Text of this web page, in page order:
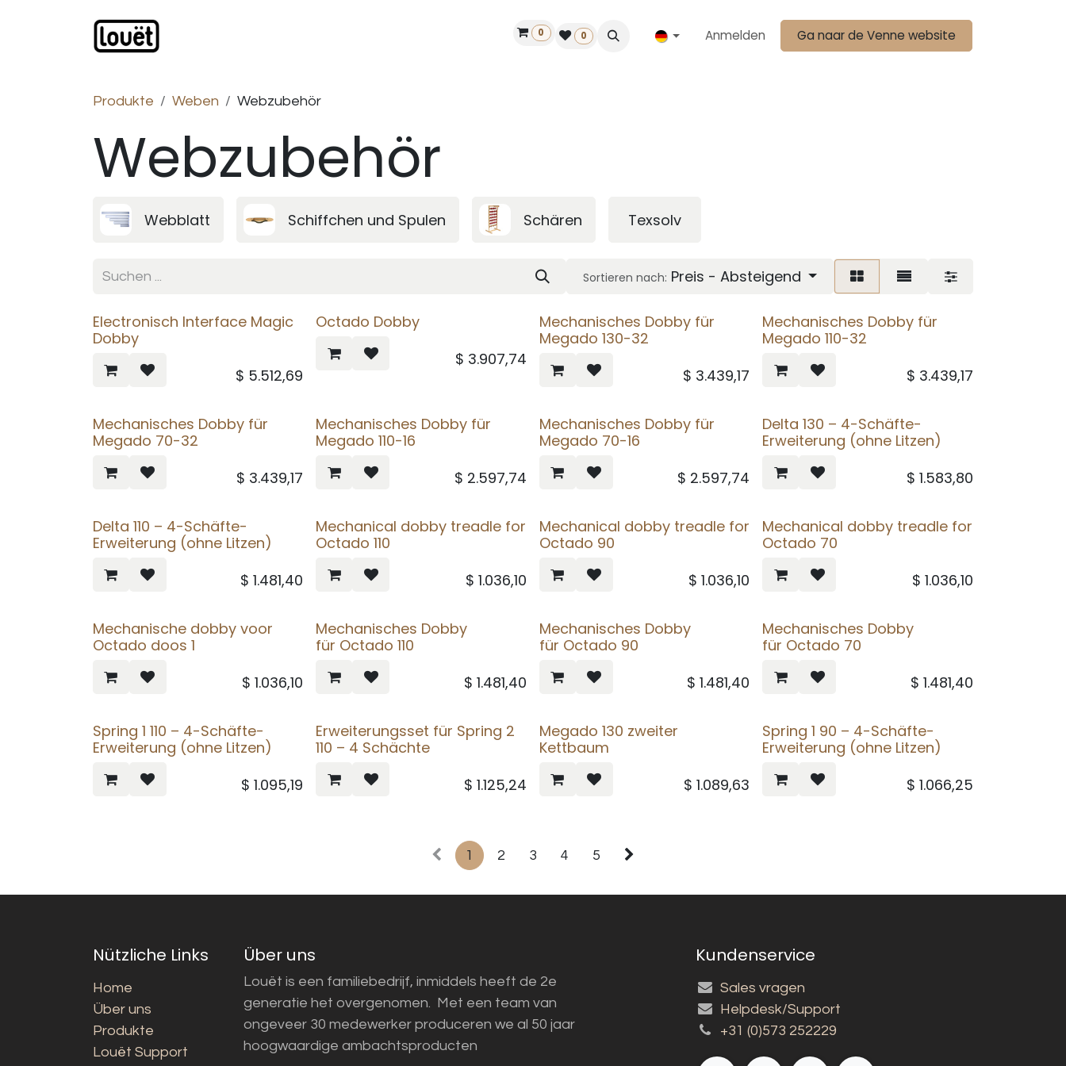
Finde einen Händler
0 0 Anmelden Ga naar de Venne website
Produkte Weben Webzubehör
Webzubehör
Webblatt Schiffchen und Spulen Schären Texsolv
Sortieren nach: Preis - Absteigend
Electronisch Interface Magic
Dobby
$ 5.512,69
Octado Dobby
$ 3.907,74
Mechanisches Dobby für
Megado 130-32
$ 3.439,17
Mechanisches Dobby für
Megado 110-32
$ 3.439,17
Mechanisches Dobby für
Megado 70-32
$ 3.439,17
Mechanisches Dobby für
Megado 110-16
$ 2.597,74
Mechanisches Dobby für
Megado 70-16
$ 2.597,74
Delta 130 – 4-Schäfte-
Erweiterung (ohne Litzen)
$ 1.583,80
Delta 110 – 4-Schäfte-
Erweiterung (ohne Litzen)
$1.481,40
Mechanical dobby treadle for
Octado 110
$ 1.036,10
Mechanical dobby treadle for
Octado 90
$1.036,10
Mechanical dobby treadle for
Octado 70
$ 1.036,10
Mechanische dobby voor
Octado doos 1
$1.036,10
Mechanisches Dobby
für Octado 110
$ 1.481,40
Mechanisches Dobby
für Octado 90
$1.481,40
Mechanisches Dobby
für Octado 70
$ 1.481,40
Spring 1 110 – 4-Schäfte-
Erweiterung (ohne Litzen)
$1.095,19
Erweiterungsset für Spring 2
110 – 4 Schächte
$ 1.125,24
Megado 130 zweiter
Kettbaum
$1.089,63
Spring 1 90 – 4-Schäfte-
Erweiterung (ohne Litzen)
$ 1.066,25
1 2 3 4 5
Nützliche Links
Home
Über uns
Produkte
Louët Support
Über uns
Louët is een familiebedrijf, inmiddels heeft de 2e
generatie het overgenomen. Met een team van
ongeveer 30 medewerker produceren we al 50 jaar
hoogwaardige ambachtsproducten
Kundenservice
Sales vragen
Helpdesk/Support
+31 (0)573 252229